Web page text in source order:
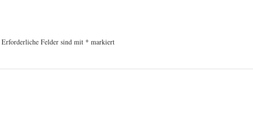
Erforderliche Felder sind mit * markiert